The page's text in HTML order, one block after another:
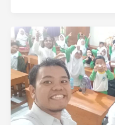
Panduan
Keselamatan
dan
Higienitas
(SOP)
Program
MBG
di
SDN